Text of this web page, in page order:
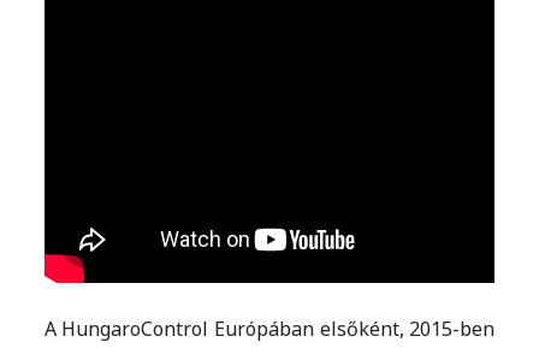
A HungaroControl Európában elsőként, 2015-ben